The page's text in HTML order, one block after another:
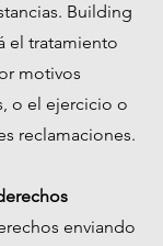
Building
el tratamiento
motivos
o el ejercicio o
reclamaciones.
enviando